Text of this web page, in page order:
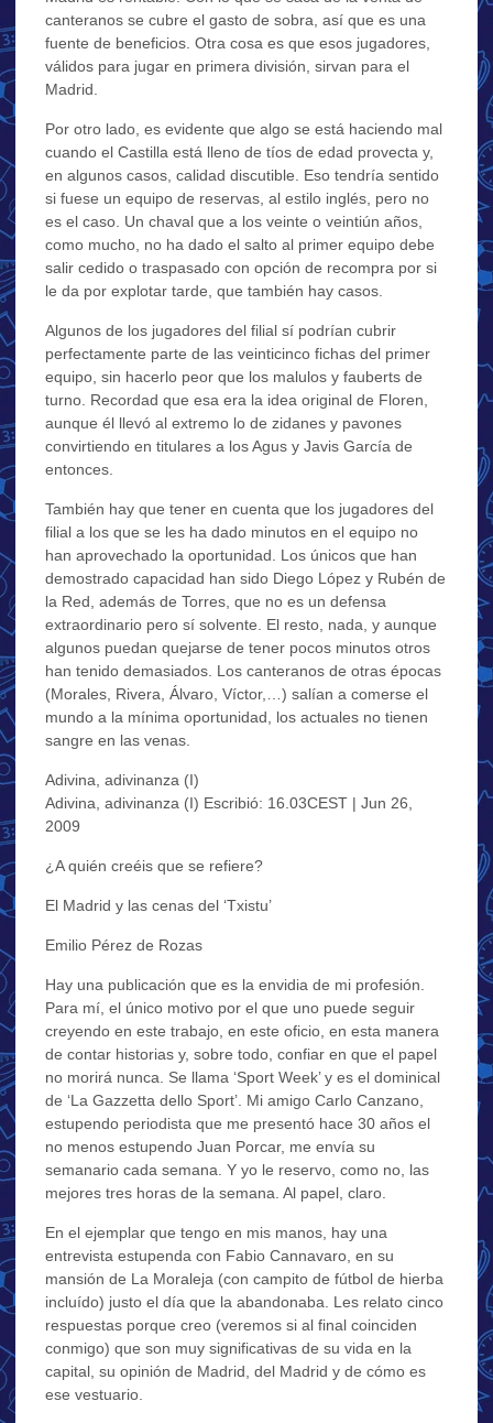
canteranos se cubre el gasto de sobra, así que es una
fuente de beneficios. Otra cosa es que esos jugadores,
válidos para jugar en primera división, sirvan para el
Madrid.
Por otro lado, es evidente que algo se está haciendo mal
cuando el Castilla está lleno de tíos de edad provecta y,
en algunos casos, calidad discutible. Eso tendría sentido
si fuese un equipo de reservas, al estilo inglés, pero no
es el caso. Un chaval que a los veinte o veintiún años,
como mucho, no ha dado el salto al primer equipo debe
salir cedido o traspasado con opción de recompra por si
le da por explotar tarde, que también hay casos.
Algunos de los jugadores del filial sí podrían cubrir
perfectamente parte de las veinticinco fichas del primer
equipo, sin hacerlo peor que los malulos y fauberts de
turno. Recordad que esa era la idea original de Floren,
aunque él llevó al extremo lo de zidanes y pavones
convirtiendo en titulares a los Agus y Javis García de
entonces.
También hay que tener en cuenta que los jugadores del
filial a los que se les ha dado minutos en el equipo no
han aprovechado la oportunidad. Los únicos que han
demostrado capacidad han sido Diego López y Rubén de
la Red, además de Torres, que no es un defensa
extraordinario pero sí solvente. El resto, nada, y aunque
algunos puedan quejarse de tener pocos minutos otros
han tenido demasiados. Los canteranos de otras épocas
(Morales, Rivera, Álvaro, Víctor,…) salían a comerse el
mundo a la mínima oportunidad, los actuales no tienen
sangre en las venas.
Adivina, adivinanza (I)
Adivina, adivinanza (I) Escribió: 16.03CEST | Jun 26,
2009
¿A quién creéis que se refiere?
El Madrid y las cenas del ‘Txistu’
Emilio Pérez de Rozas
Hay una publicación que es la envidia de mi profesión.
Para mí, el único motivo por el que uno puede seguir
creyendo en este trabajo, en este oficio, en esta manera
de contar historias y, sobre todo, confiar en que el papel
no morirá nunca. Se llama ‘Sport Week’ y es el dominical
de ‘La Gazzetta dello Sport’. Mi amigo Carlo Canzano,
estupendo periodista que me presentó hace 30 años el
no menos estupendo Juan Porcar, me envía su
semanario cada semana. Y yo le reservo, como no, las
mejores tres horas de la semana. Al papel, claro.
En el ejemplar que tengo en mis manos, hay una
entrevista estupenda con Fabio Cannavaro, en su
mansión de La Moraleja (con campito de fútbol de hierba
incluído) justo el día que la abandonaba. Les relato cinco
respuestas porque creo (veremos si al final coinciden
conmigo) que son muy significativas de su vida en la
capital, su opinión de Madrid, del Madrid y de cómo es
ese vestuario.